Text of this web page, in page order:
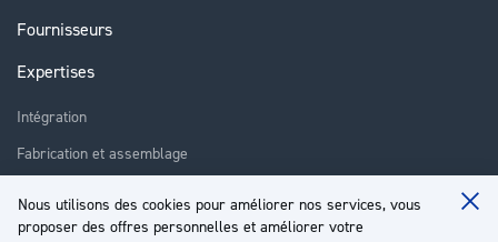
Nous utilisons des cookies pour améliorer nos services, vous
proposer des offres personnelles et améliorer votre
Fournisseurs
Expertises
Intégration
Fabrication et assemblage
Réparation